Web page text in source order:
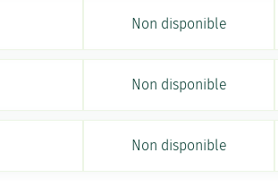
Non disponible
Non disponible
Non disponible